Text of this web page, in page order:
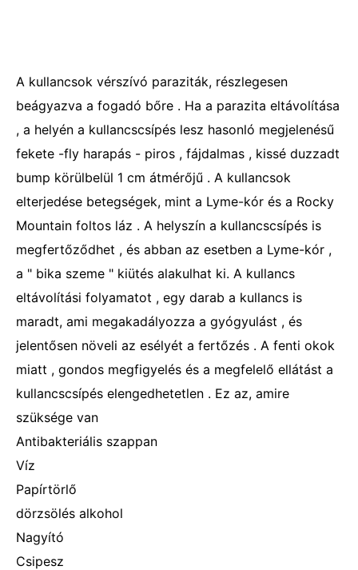
A kullancsok vérszívó paraziták, részlegesen
beágyazva a fogadó bőre . Ha a parazita eltávolítása
, a helyén a kullancscsípés lesz hasonló megjelenésű
fekete -fly harapás - piros , fájdalmas , kissé duzzadt
bump körülbelül 1 cm átmérőjű . A kullancsok
elterjedése betegségek, mint a Lyme-kór és a Rocky
Mountain foltos láz . A helyszín a kullancscsípés is
megfertőződhet , és abban az esetben a Lyme-kór ,
a " bika szeme " kiütés alakulhat ki. A kullancs
eltávolítási folyamatot , egy darab a kullancs is
maradt, ami megakadályozza a gyógyulást , és
jelentősen növeli az esélyét a fertőzés . A fenti okok
miatt , gondos megfigyelés és a megfelelő ellátást a
kullancscsípés elengedhetetlen . Ez az, amire
szüksége van
Antibakteriális szappan
Víz
Papírtörlő
dörzsölés alkohol
Nagyító
Csipesz